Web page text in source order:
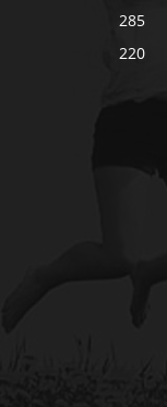
285
220